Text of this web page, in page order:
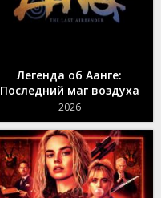
Легенда об Аанге:
Последний маг воздуха
2026